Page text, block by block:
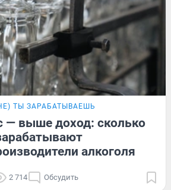
ТЫ ЗАРАБАТЫВАЕШЬ
— выше доход: сколько
алкоголя
2 714 Обсудить